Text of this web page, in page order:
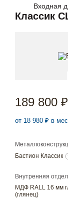
Входная
Классик
Бастион Классик
Внутренняя
МДФ RALL 16 мм
(глянец)
189 800 ₽
от 18 980 ₽ в